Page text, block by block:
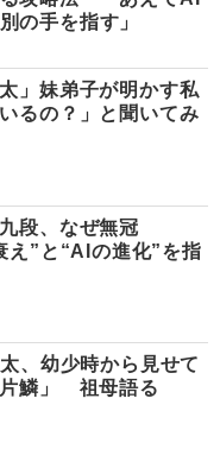
の手を指す」
」妹弟子が明かす私
るの？」と聞いてみ
段、なぜ無冠
”と“AIの進化”を指
、幼少時から見せて
鱗」 祖母語る